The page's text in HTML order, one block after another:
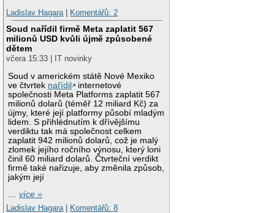
Ladislav Hagara| Komentářů: 2
Soud nařídil firmě Meta zaplatit 567
milionů USD kvůli újmě způsobené
dětem
včera 15:33 | IT novinky
Soud v americkém státě Nové Mexiko
ve čtvrtek nařídil
internetové
společnosti Meta Platforms zaplatit 567
milionů dolarů (téměř 12 miliard Kč) za
újmy, které její platformy působí mladým
lidem. S přihlédnutím k dřívějšímu
verdiktu tak má společnost celkem
zaplatit 942 milionů dolarů, což je malý
zlomek jejího ročního výnosu, který loni
činil 60 miliard dolarů. Čtvrteční verdikt
firmě také nařizuje, aby změnila způsob,
jakým její
…více »
Ladislav Hagara
Komentářů: 8